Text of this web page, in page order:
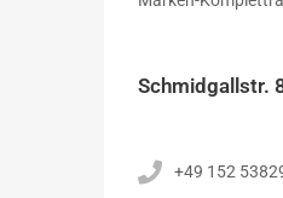
Schmidgallstr.
+49 152